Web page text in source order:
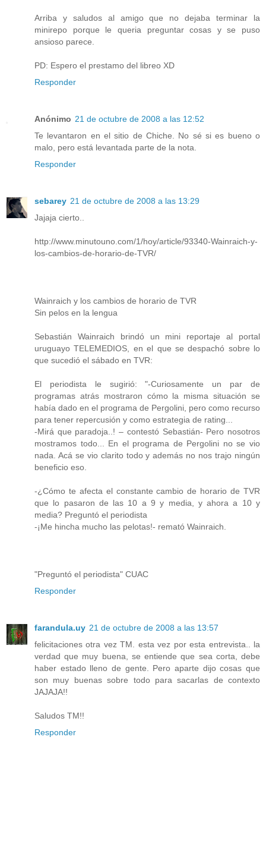
Arriba y saludos al amigo que no dejaba terminar la
minirepo porque le queria preguntar cosas y se puso
ansioso parece.
PD: Espero el prestamo del libreo XD
Responder
Anónimo 21 de octubre de 2008 a las 12:52
Te levantaron en el sitio de Chiche. No sé si es bueno o
malo, pero está levantada parte de la nota.
Responder
sebarey 21 de octubre de 2008 a las 13:29
Jajaja cierto..
http://www.minutouno.com/1/hoy/article/93340-Wainraich-y-
los-cambios-de-horario-de-TVR/
Wainraich y los cambios de horario de TVR
Sin pelos en la lengua
Sebastián Wainraich brindó un mini reportaje al portal
uruguayo TELEMEDIOS, en el que se despachó sobre lo
que sucedió el sábado en TVR:
El periodista le sugirió: "-Curiosamente un par de
programas atrás mostraron cómo la misma situación se
había dado en el programa de Pergolini, pero como recurso
para tener repercusión y como estrategia de rating...
-Mirá que paradoja..! – contestó Sebastián- Pero nosotros
mostramos todo... En el programa de Pergolini no se vio
nada. Acá se vio clarito todo y además no nos trajo ningún
beneficio eso.
-¿Cómo te afecta el constante cambio de horario de TVR
que lo pasaron de las 10 a 9 y media, y ahora a 10 y
media? Preguntó el periodista
-¡Me hincha mucho las pelotas!- remató Wainraich.
"Preguntó el periodista" CUAC
Responder
farandula.uy 21 de octubre de 2008 a las 13:57
felicitaciones otra vez TM. esta vez por esta entrevista.. la
verdad que muy buena, se entiende que sea corta, debe
haber estado lleno de gente. Pero aparte dijo cosas que
son muy buenas sobre todo para sacarlas de contexto
JAJAJA!!
Saludos TM!!
Responder